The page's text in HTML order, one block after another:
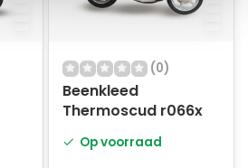
(0)
Beenkleed
Thermoscud r066x
Op voorraad